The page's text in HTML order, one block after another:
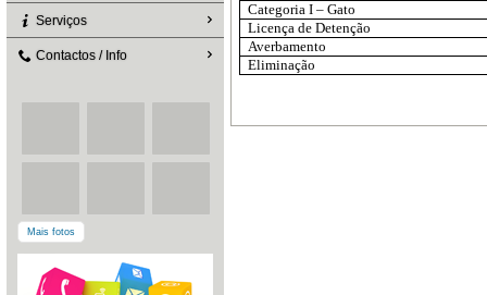
Serviços
Contactos / Info
Mais fotos
Categoria I – Gato
Licença de Detenção
Averbamento
Eliminação